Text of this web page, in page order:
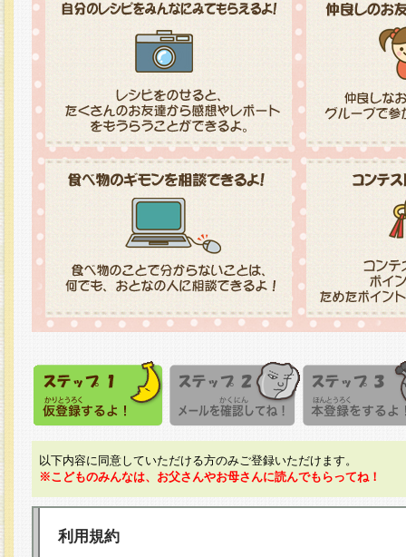
以下内容に同意していただける方のみご登録いただけます。
※こどものみんなは、お父さんやお母さんに読んでもらってね！
利用規約